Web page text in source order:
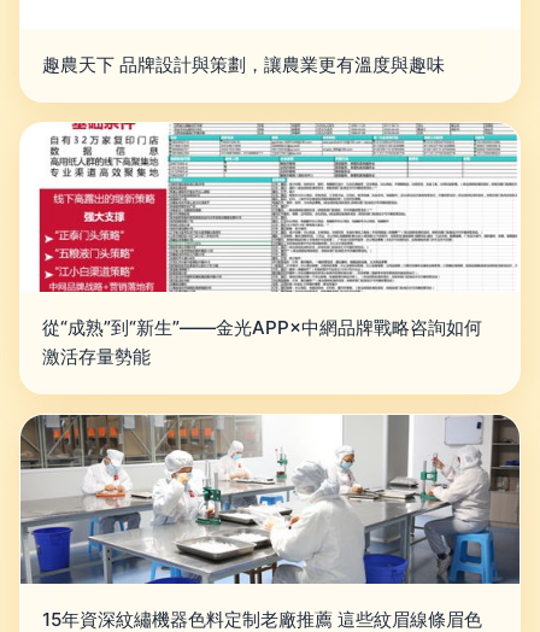
趣農天下 品牌設計與策劃，讓農業更有溫度與趣味
從“成熟”到“新生”——金光APP×中網品牌戰略咨詢如何
激活存量勢能
15年資深紋繡機器色料定制老廠推薦 這些紋眉線條眉色